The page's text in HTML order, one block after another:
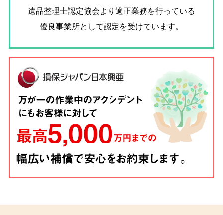
遺品整理士認定協会より適正業務を行っている
優良事業所として認定を受けています。